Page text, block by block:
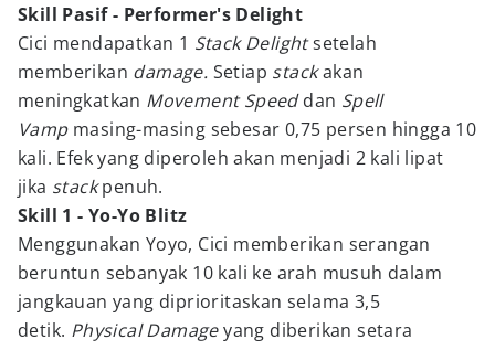
Skill Pasif - Performer's Delight
Cici mendapatkan 1 Stack Delightsetelah
memberikan damage. Setiap stackakan
meningkatkan Movement Speeddan Spell
Vamp masing-masing sebesar 0,75 persen hingga 10
kali. Efek yang diperoleh akan menjadi 2 kali lipat
jika stackpenuh.
Skill 1 - Yo-Yo Blitz
Menggunakan Yoyo, Cici memberikan serangan
beruntun sebanyak 10 kali ke arah musuh dalam
jangkauan yang diprioritaskan selama 3,5
detik. Physical Damageyang diberikan setara